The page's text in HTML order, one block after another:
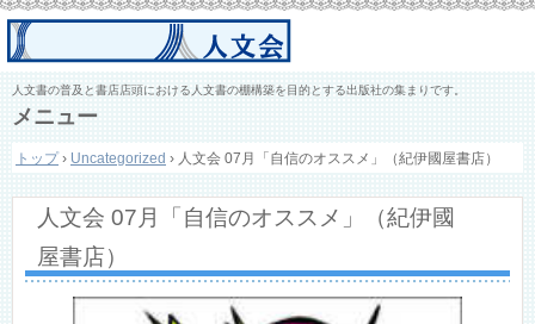
人文書の普及と書店店頭における人文書の棚構築を目的とする出版社の集まりです。
メニュー
ン
ン
キ
トップ › Uncategorized › 人文会 07月「自信のオススメ」（紀伊國屋書店）
人文会 07月「自信のオススメ」（紀伊國
屋書店）